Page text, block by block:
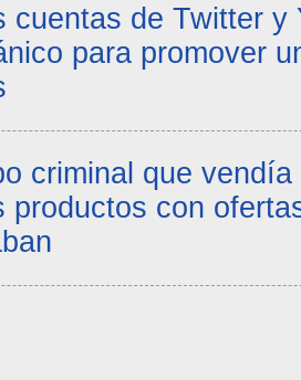
cuentas de Twitter y
para promover
criminal que
productos con